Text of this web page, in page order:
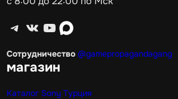
Telegram ВКонтакте YouTube max
Сотрудничество @gamepropagandagang
магазин
Каталог Sony Турция